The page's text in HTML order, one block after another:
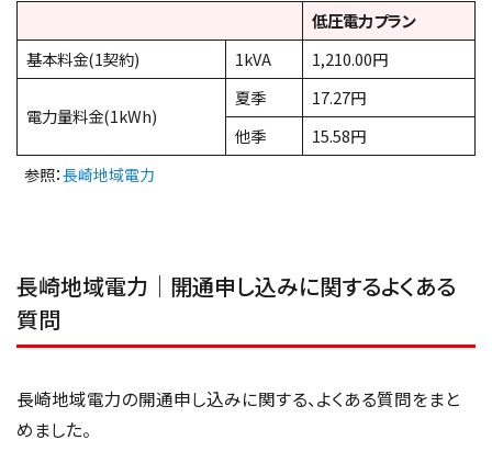
低圧電力プラン
基本料金(1契約)
1kVA 1,210.00円
電力量料金(1kWh)
夏季
17.27円
他季
15.58円
参照：長崎地域電力
長崎地域電力｜開通申し込みに関するよくある
質問
長崎地域電力の開通申し込みに関する、よくある質問をまと
めました。